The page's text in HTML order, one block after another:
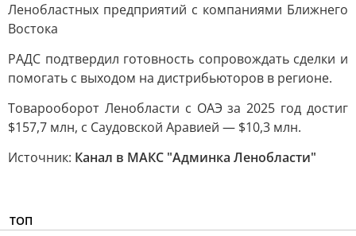
Ленобластных предприятий с компаниями Ближнего
Востока
РАДС подтвердил готовность сопровождать сделки и
помогать с выходом на дистрибьюторов в регионе.
Товарооборот Ленобласти с ОАЭ за 2025 год достиг
$157,7 млн, с Саудовской Аравией — $10,3 млн.
Источник: Канал в МАКС "Админка Ленобласти"
ТОП